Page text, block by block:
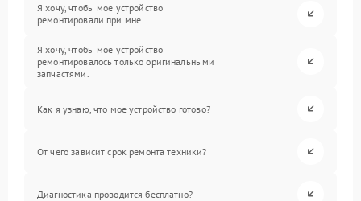
Я хочу, чтобы мое устройство
ремонтировали при мне.
Я хочу, чтобы мое устройство
ремонтировалось только оригинальными
запчастями.
Как я узнаю, что мое устройство готово?
От чего зависит срок ремонта техники?
Диагностика проводится бесплатно?